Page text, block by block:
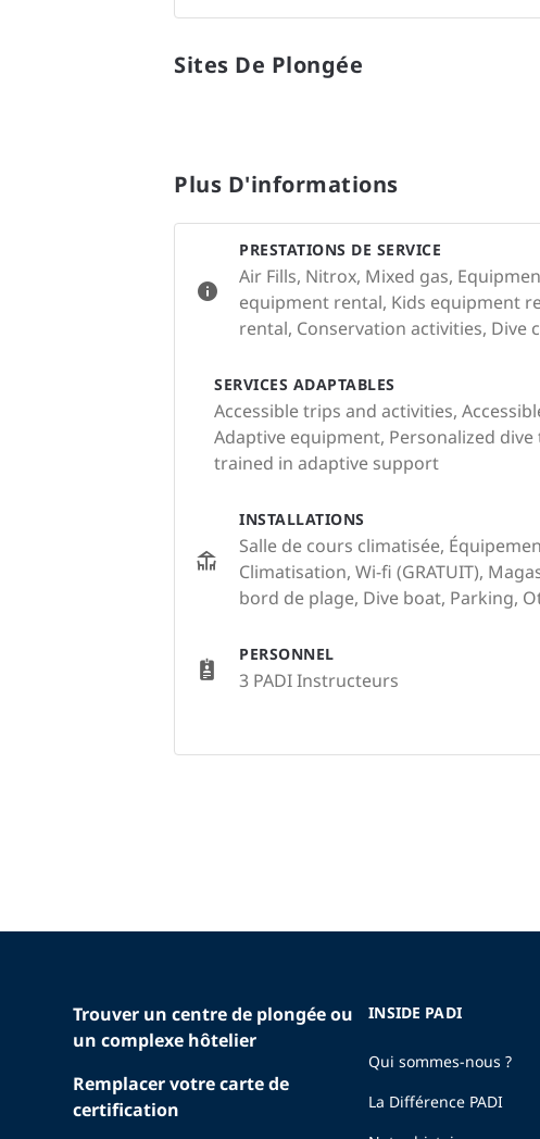
Sites De Plongée
Plus D'informations
PRESTATIONS DE SERVICE
Air Fills, Nitrox, Mixed gas,
equipment rental, Kids equipment
rental, Conservation activities, Dive
SERVICES ADAPTABLES
Accessible trips and activities,
Adaptive equipment, Personalized
trained in adaptive support
INSTALLATIONS
Salle de cours climatisée,
Climatisation, Wi-fi (GRATUIT),
bord de plage, Dive boat, Parking,
PERSONNEL
3 PADI Instructeurs
Trouver un centre de plongée ou
un complexe hôtelier
Remplacer votre carte de
certification
INSIDE PADI
Qui sommes-nous ?
La Différence PADI